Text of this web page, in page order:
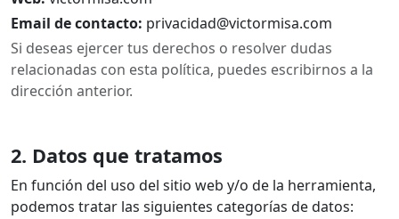
Email de contacto: privacidad@victormisa.com
Si deseas ejercer tus derechos o resolver dudas
relacionadas con esta política, puedes escribirnos a la
dirección anterior.
2. Datos que tratamos
En función del uso del sitio web y/o de la herramienta,
podemos tratar las siguientes categorías de datos: